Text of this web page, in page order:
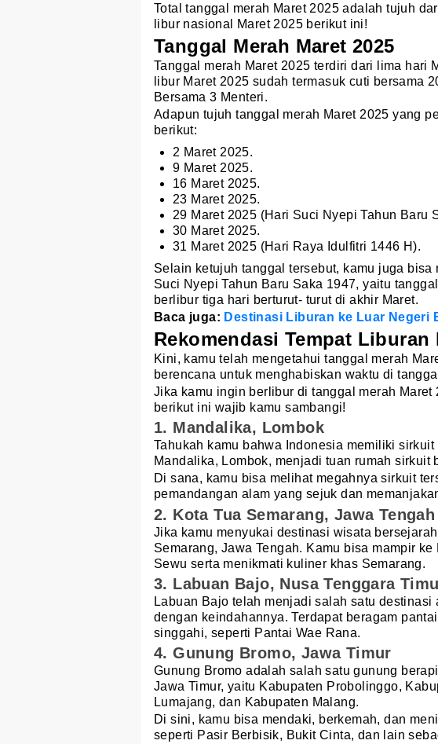
Total tanggal merah Maret 2025 adalah tujuh
libur nasional Maret 2025 berikut ini!
Tanggal Merah Maret 2025
Tanggal merah Maret 2025 terdiri dari lima hari
libur Maret 2025 sudah termasuk cuti bersama
Bersama 3 Menteri.
Adapun tujuh tanggal merah Maret 2025 yang
berikut:
2 Maret 2025.
9 Maret 2025.
16 Maret 2025.
23 Maret 2025.
29 Maret 2025 (Hari Suci Nyepi Tahun Baru
30 Maret 2025.
31 Maret 2025 (Hari Raya Idulfitri 1446 H).
Selain ketujuh tanggal tersebut, kamu juga
Suci Nyepi Tahun Baru Saka 1947, yaitu
berlibur tiga hari berturut- turut di akhir Maret.
Baca juga: Destinasi Liburan ke Luar Negeri
Rekomendasi Tempat Liburan
Kini, kamu telah mengetahui tanggal merah
berencana untuk menghabiskan waktu di
Jika kamu ingin berlibur di tanggal merah
berikut ini wajib kamu sambangi!
1. Mandalika, Lombok
Tahukah kamu bahwa Indonesia memiliki
Mandalika, Lombok, menjadi tuan rumah sirkuit
Di sana, kamu bisa melihat megahnya sirkuit
pemandangan alam yang sejuk dan
2. Kota Tua Semarang, Jawa Tengah
Jika kamu menyukai destinasi wisata
Semarang, Jawa Tengah. Kamu bisa mampir
Sewu serta menikmati kuliner khas Semarang.
3. Labuan Bajo, Nusa Tenggara
Labuan Bajo telah menjadi salah satu destinasi
dengan keindahannya. Terdapat beragam
singgahi, seperti Pantai Wae Rana.
4. Gunung Bromo, Jawa Timur
Gunung Bromo adalah salah satu gunung
Jawa Timur, yaitu Kabupaten Probolinggo,
Lumajang, dan Kabupaten Malang.
Di sini, kamu bisa mendaki, berkemah, dan
seperti Pasir Berbisik, Bukit Cinta, dan lain